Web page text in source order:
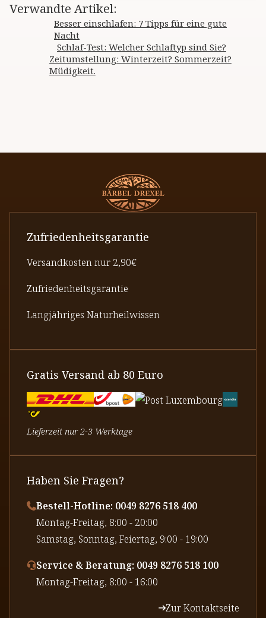
Verwandte Artikel:
Besser einschlafen: 7 Tipps für eine gute
Nacht
Schlaf-Test: Welcher Schlaftyp sind Sie?
Zeitumstellung: Winterzeit? Sommerzeit?
Müdigkeit.
Zufriedenheitsgarantie
Versandkosten nur 2,90€
Zufriedenheitsgarantie
Langjähriges Naturheilwissen
Gratis Versand ab 80 Euro
Lieferzeit nur 2-3 Werktage
Haben Sie Fragen?
Bestell-Hotline: 0049 8276 518 400
⁠Montag-Freitag, 8:00 - 20:00
⁠Samstag, Sonntag, Feiertag, 9:00 - 19:00
Service & Beratung: 0049 8276 518 100
⁠Montag-Freitag, 8:00 - 16:00
Zur Kontaktseite